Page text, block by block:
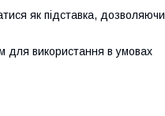
як підставка, дозволяючи
для використання в умовах